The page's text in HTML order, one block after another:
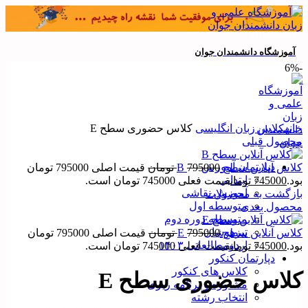
آموزشگاه دانشمندان جوان
دپارتمان آموزش
ابتدایی
آموزش نقاشی
متوسطه اول
متوسطه دوره دوم
تیزهوشان
اردومطالعاتی ۱۴۰۳
دپارتمان کنکور
کلاس های کنکور
مشاوره و برنامه ریزی
انتخاب رشته
-6%
بزرگنمایی تصویر
خانهکلاس زبان انگلیسی کلاس حضوری سطح E
محصول قبلی
کلاس آنلاین سطح B795000 تومان
قیمت اصلی 795000 تومان
بود.745000 تومانقیمت فعلی 745000 تومان است.
بازگشت به محصولات
محصول بعدی
کلاس آنلاین سطح E795000 تومان
قیمت اصلی 795000 تومان
بود.745000 تومانقیمت فعلی 745000 تومان است.
کلاس حضوری سطح E